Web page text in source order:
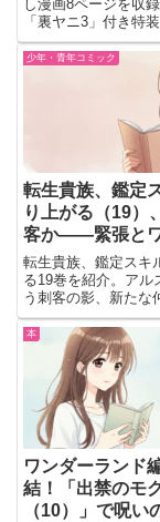
し漫画8ページを収
「裏ヤニ3」付き特
必携の豪華内容を詳
少年・青年コミック
転生貴族、鑑定
り上がる（19）
客か――緊張と
詰まった最新巻。
転生貴族、鑑定スキ
る19巻を紹介。アル
う刺客の影、新たな
出会い、鑑定スキル
れる緊張と成長の物
本
ワンダーランド
結！「出禁のモ
（10）」で呪い